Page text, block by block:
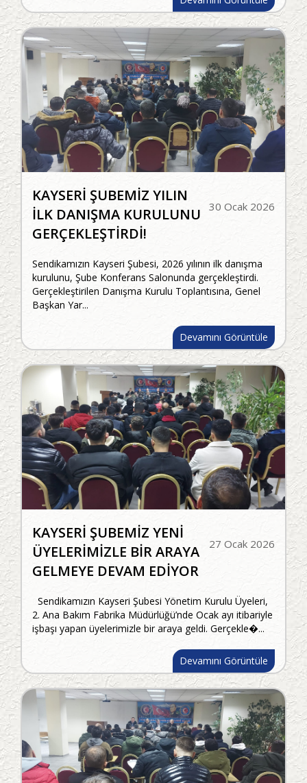
30 Ocak 2026
KAYSERİ ŞUBEMİZ YILIN
İLK DANIŞMA KURULUNU
GERÇEKLEŞTİRDİ!
Sendikamızın Kayseri Şubesi, 2026 yılının ilk danışma
kurulunu, Şube Konferans Salonunda gerçekleştirdi.
Gerçekleştirilen Danışma Kurulu Toplantısına, Genel
Başkan Yar...
Devamını Görüntüle
27 Ocak 2026
KAYSERİ ŞUBEMİZ YENİ
ÜYELERİMİZLE BİR ARAYA
GELMEYE DEVAM EDİYOR
Sendikamızın Kayseri Şubesi Yönetim Kurulu Üyeleri,
2. Ana Bakım Fabrika Müdürlüğü’nde Ocak ayı itibariyle
işbaşı yapan üyelerimizle bir araya geldi. Gerçekle�...
Devamını Görüntüle